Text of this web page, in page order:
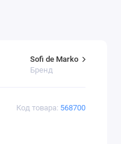
Код товара: 568700
Sofi de Marko
Бренд